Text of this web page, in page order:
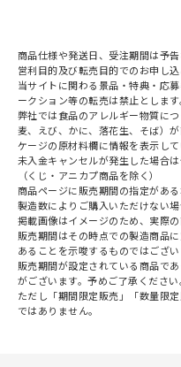
商品仕様や発送日、受注期間は予
営利目的及び転売目的でのお申し
当サイトに関わる景品・特典・応
ークション等の転売は禁止とします
弊社では食品のアレルギー物質に
麦、えび、かに、落花生、そば）
ケージの原材料欄に情報を表示して
未入金キャンセルが発生した場合
（くじ・アニカプ商品を除く）
商品ページに販売期間の指定があ
製造数によりご購入いただけない場
掲載画像はイメージのため、実際
販売期間はその時点での製造商品
あることを示唆するものではござい
販売期間が設定されている商品で
がございます。予めご了承ください
ただし「期間限定販売」「数量限
ではありません。